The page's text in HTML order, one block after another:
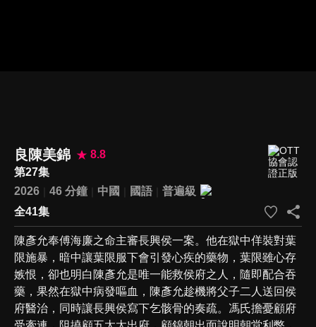
良陳美錦
8.8
第27集
2026
46 分鐘 中國 國語
普遍級
全41集
陳彥允奉傅海廉之命主審長興侯一案。他在獄中佯裝對葉
限施暴，暗中讓葉限服下會引發心疾的藥物，葉限雖心存
嫉恨，卻也明白陳彥允是唯一能救侯府之人，隨即配合吞
藥，果然在獄中病發嘔血，陳彥允趁機將父子二人送回侯
府醫治，同時讓長興侯寫下乞骸骨的奏疏。馮氏擔憂顧府